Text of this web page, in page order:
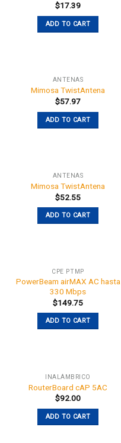
$17.39
ADD TO CART
ANTENAS
Mimosa TwistAntena
$57.97
ADD TO CART
ANTENAS
Mimosa TwistAntena
$52.55
ADD TO CART
CPE PTMP
PowerBeam airMAX AC hasta
330 Mbps
$149.75
ADD TO CART
INALÁMBRICO
RouterBoard cAP 5AC
$92.00
ADD TO CART